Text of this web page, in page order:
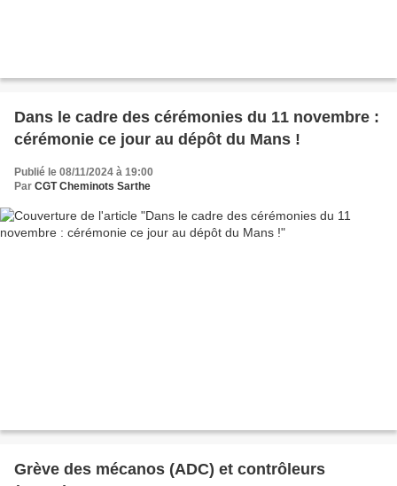
Dans le cadre des cérémonies du 11 novembre :
cérémonie ce jour au dépôt du Mans !
Publié le 08/11/2024 à 19:00
Par CGT Cheminots Sarthe
Grève des mécanos (ADC) et contrôleurs